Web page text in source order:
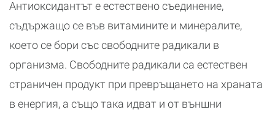
Антиоксидантът е естествено съединение,
съдържащо се във витамините и минералите,
което се бори със свободните радикали в
организма. Свободните радикали са естествен
страничен продукт при превръщането на храната
в енергия, а също така идват и от външни